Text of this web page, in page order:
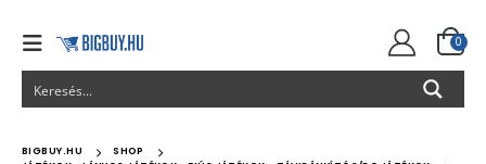
0
BIGBUY.HU
SHOP